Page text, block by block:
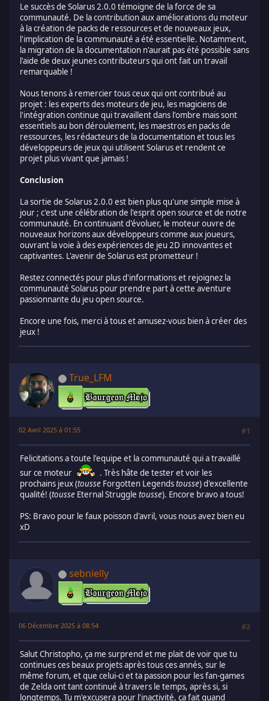
Le succès de Solarus 2.0.0 témoigne de la force de sa
communauté. De la contribution aux améliorations du moteur
à la création de packs de ressources et de nouveaux jeux,
l'implication de la communauté a été essentielle. Notamment,
la migration de la documentation n'aurait pas été possible sans
l'aide de deux jeunes contributeurs qui ont fait un travail
remarquable !
Nous tenons à remercier tous ceux qui ont contribué au
projet : les experts des moteurs de jeu, les magiciens de
l'intégration continue qui travaillent dans l'ombre mais sont
essentiels au bon déroulement, les maestros en packs de
ressources, les rédacteurs de la documentation et tous les
développeurs de jeux qui utilisent Solarus et rendent ce
projet plus vivant que jamais !
Conclusion
La sortie de Solarus 2.0.0 est bien plus qu'une simple mise à
jour ; c'est une célébration de l'esprit open source et de notre
communauté. En continuant d'évoluer, le moteur ouvre de
nouveaux horizons aux développeurs comme aux joueurs,
ouvrant la voie à des expériences de jeu 2D innovantes et
captivantes. L'avenir de Solarus est prometteur !
Restez connectés pour plus d'informations et rejoignez la
communauté Solarus pour prendre part à cette aventure
passionnante du jeu open source.
Encore une fois, merci à tous et amusez-vous bien à créer des
jeux !
True_LFM
02 Avril 2025 à 01:55 #1
Felicitations a toute l'equipe et la communauté qui a travaillé
sur ce moteur
. Très hâte de tester et voir les
prochains jeux (tousse Forgotten Legendstousse) d'excellente
qualité! (tousse Eternal Struggle tousse). Encore bravo a tous!
PS: Bravo pour le faux poisson d'avril, vous nous avez bien eu
xD
sebnielly
06 Décembre 2025 à 08:54 #2
Salut Christopho, ça me surprend et me plait de voir que tu
continues ces beaux projets après tous ces annés, sur le
même forum, et que celui-ci et ta passion pour les fan-games
de Zelda ont tant continué à travers le temps, après si, si
longtemps. Tu m'excusera pour l'inactivité, ça fait quand